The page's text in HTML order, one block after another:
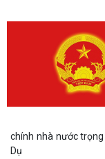
chính nhà nước
Dụ